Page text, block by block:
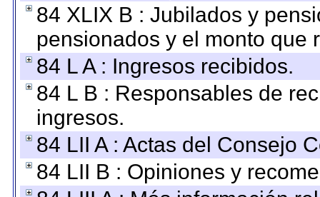
84 XLIX B : Jubilados y
pensionados y el monto que
84 L A : Ingresos recibidos.
84 L B : Responsables de
ingresos.
84 LII A : Actas del Consejo
84 LII B : Opiniones y